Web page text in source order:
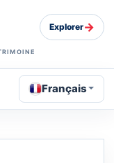
Explorer→
Français